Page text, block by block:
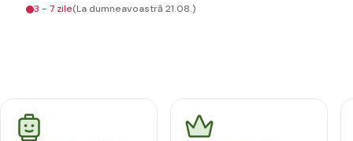
3 - 7 zile(La dumneavoastră 21.08.)